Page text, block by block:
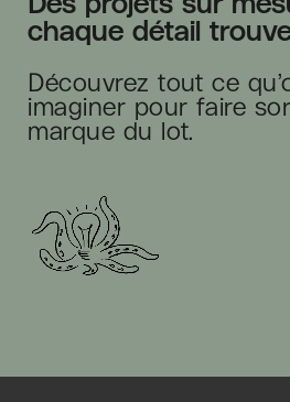
chaque détail
Découvrez tout ce
imaginer pour faire
marque du lot.